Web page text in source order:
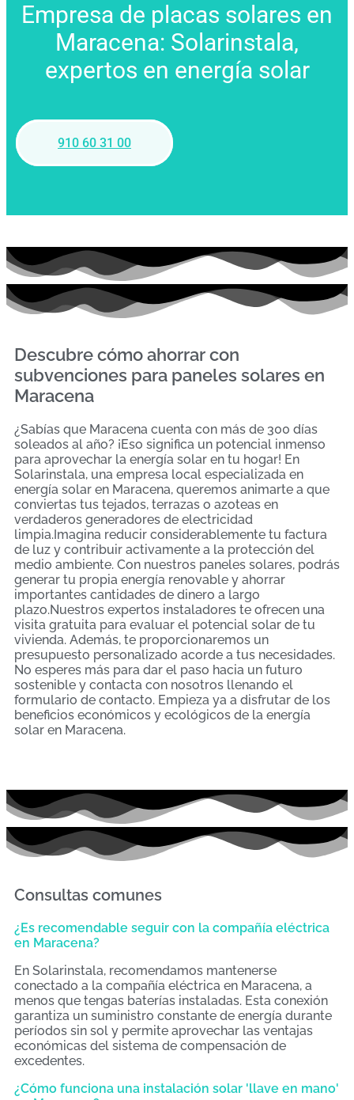
Empresa de placas solares en
Maracena: Solarinstala,
expertos en energía solar
910 60 31 00
Descubre cómo ahorrar con
subvenciones para paneles solares en
Maracena
¿Sabías que Maracena cuenta con más de 300 días
soleados al año? ¡Eso significa un potencial inmenso
para aprovechar la energía solar en tu hogar! En
Solarinstala, una empresa local especializada en
energía solar en Maracena, queremos animarte a que
conviertas tus tejados, terrazas o azoteas en
verdaderos generadores de electricidad
limpia.Imagina reducir considerablemente tu factura
de luz y contribuir activamente a la protección del
medio ambiente. Con nuestros paneles solares, podrás
generar tu propia energía renovable y ahorrar
importantes cantidades de dinero a largo
plazo.Nuestros expertos instaladores te ofrecen una
visita gratuita para evaluar el potencial solar de tu
vivienda. Además, te proporcionaremos un
presupuesto personalizado acorde a tus necesidades.
No esperes más para dar el paso hacia un futuro
sostenible y contacta con nosotros llenando el
formulario de contacto. Empieza ya a disfrutar de los
beneficios económicos y ecológicos de la energía
solar en Maracena.
Consultas comunes
¿Es recomendable seguir con la compañía eléctrica
en Maracena?
En Solarinstala, recomendamos mantenerse
conectado a la compañía eléctrica en Maracena, a
menos que tengas baterías instaladas. Esta conexión
garantiza un suministro constante de energía durante
períodos sin sol y permite aprovechar las ventajas
económicas del sistema de compensación de
excedentes.
¿Cómo funciona una instalación solar 'llave en mano'